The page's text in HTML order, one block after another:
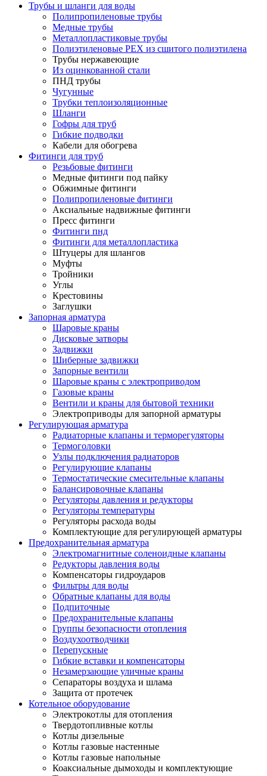
Трубы и шланги для воды
Полипропиленовые трубы
Медные трубы
Металлопластиковые трубы
Полиэтиленовые PEX из сшитого полиэтилена
Трубы нержавеющие
Из оцинкованной стали
ПНД трубы
Чугунные
Трубки теплоизоляционные
Шланги
Гофры для труб
Гибкие подводки
Кабели для обогрева
Фитинги для труб
Резьбовые фитинги
Медные фитинги под пайку
Обжимные фитинги
Полипропиленовые фитинги
Аксиальные надвижные фитинги
Пресс фитинги
Фитинги пнд
Фитинги для металлопластика
Штуцеры для шлангов
Муфты
Тройники
Углы
Крестовины
Заглушки
Запорная арматура
Шаровые краны
Дисковые затворы
Задвижки
Шиберные задвижки
Запорные вентили
Шаровые краны с электроприводом
Газовые краны
Вентили и краны для бытовой техники
Электроприводы для запорной арматуры
Регулирующая арматура
Радиаторные клапаны и терморегуляторы
Термоголовки
Узлы подключения радиаторов
Регулирующие клапаны
Термостатические смесительные клапаны
Балансировочные клапаны
Регуляторы давления и редукторы
Регуляторы температуры
Регуляторы расхода воды
Комплектующие для регулирующей арматуры
Предохранительная арматура
Электромагнитные соленоидные клапаны
Редукторы давления воды
Компенсаторы гидроударов
Фильтры для воды
Обратные клапаны для воды
Подпиточные
Предохранительные клапаны
Группы безопасности отопления
Воздухоотводчики
Перепускные
Гибкие вставки и компенсаторы
Незамерзающие уличные краны
Сепараторы воздуха и шлама
Защита от протечек
Котельное оборудование
Электрокотлы для отопления
Твердотопливные котлы
Котлы дизельные
Котлы газовые настенные
Котлы газовые напольные
Коаксиальные дымоходы и комплектующие